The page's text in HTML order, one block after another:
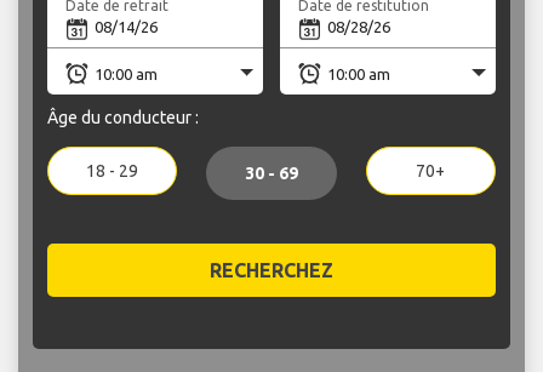
Date de retrait Date de restitution
Âge du conducteur :
18 - 29 30 - 69 70+
RECHERCHEZ